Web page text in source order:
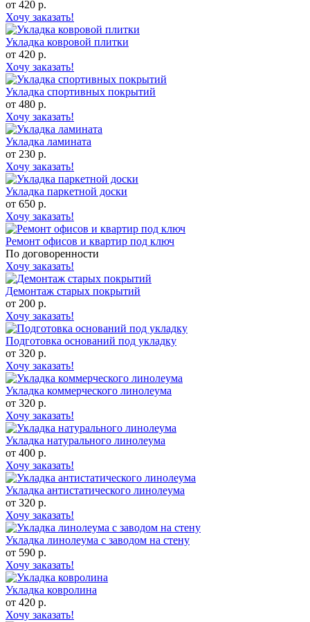
от 420 р.
Хочу заказать!
Укладка ковровой плитки
от 420 р.
Хочу заказать!
Укладка спортивных покрытий
от 480 р.
Хочу заказать!
Укладка ламината
от 230 р.
Хочу заказать!
Укладка паркетной доски
от 650 р.
Хочу заказать!
Ремонт офисов и квартир под ключ
По договоренности
Хочу заказать!
Демонтаж старых покрытий
от 200 р.
Хочу заказать!
Подготовка оснований под укладку
от 320 р.
Хочу заказать!
Укладка коммерческого линолеума
от 320 р.
Хочу заказать!
Укладка натурального линолеума
от 400 р.
Хочу заказать!
Укладка антистатического линолеума
от 320 р.
Хочу заказать!
Укладка линолеума с заводом на стену
от 590 р.
Хочу заказать!
Укладка ковролина
от 420 р.
Хочу заказать!